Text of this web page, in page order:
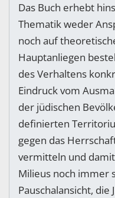
Das Buch erhebt
Thematik weder
noch auf
Hauptanliegen
des Verhaltens
Eindruck vom
der jüdischen
definierten
gegen das
vermitteln und
Milieus noch immer
Pauschalansicht, die